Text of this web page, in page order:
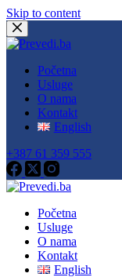
Skip to content
Početna
Usluge
O nama
Kontakt
English
+387 61 359 555
Početna
Usluge
O nama
Kontakt
English